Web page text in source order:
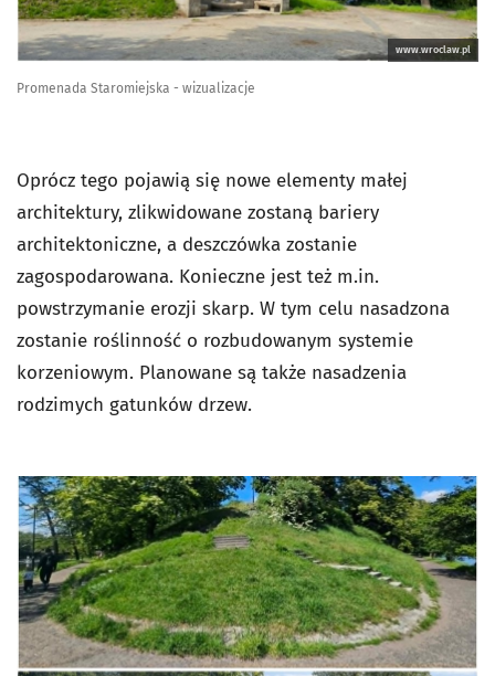
www.wroclaw.pl
Promenada Staromiejska - wizualizacje
Oprócz tego pojawią się nowe elementy małej
architektury, zlikwidowane zostaną bariery
architektoniczne, a deszczówka zostanie
zagospodarowana. Konieczne jest też m.in.
powstrzymanie erozji skarp. W tym celu nasadzona
zostanie roślinność o rozbudowanym systemie
korzeniowym. Planowane są także nasadzenia
rodzimych gatunków drzew.